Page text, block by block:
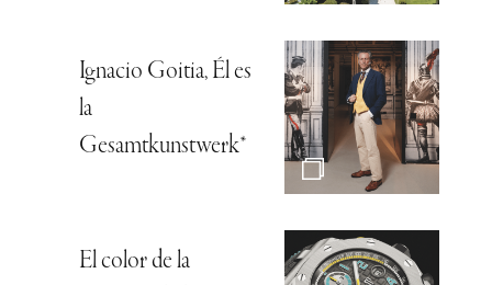
Ignacio Goitia, Él es
la
Gesamtkunstwerk*
El color de la